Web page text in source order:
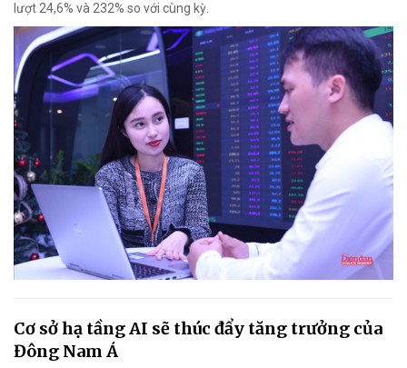
lượt 24,6% và 232% so với cùng kỳ.
Cơ sở hạ tầng AI sẽ thúc đẩy tăng trưởng của
Đông Nam Á